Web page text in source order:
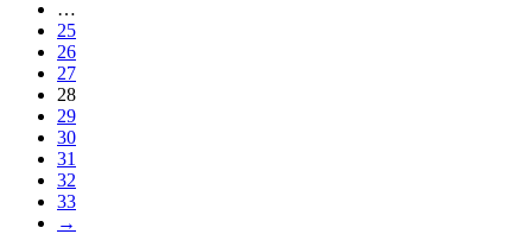
…
25
26
27
28
29
30
31
32
33
→